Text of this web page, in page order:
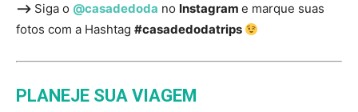
—> Siga o @casadedoda no Instagram e marque suas
fotos com a Hashtag #casadedodatrips
PLANEJE SUA VIAGEM